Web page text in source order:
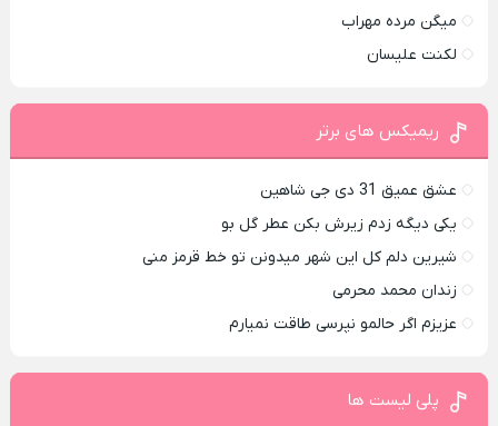
میگن مرده مهراب
لکنت علیسان
ریمیکس های برتر
عشق عمیق 31 دی جی شاهین
یکی دیگه زدم زیرش بکن عطر گل بو
شیرین دلم کل این شهر میدونن تو خط قرمز منی
زندان محمد محرمی
عزیزم اگر حالمو نپرسی طاقت نمیارم
پلی لیست ها